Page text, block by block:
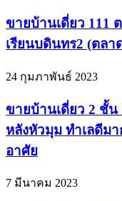
ขายบ้านเดี่ยว 111
เรียนบดินทร2 (ตล
24 กุมภาพันธ์ 2023
ขายบ้านเดี่ยว 2 ชั้น
หลังหัวมุม ทำเลดีม
อาศัย
7 มีนาคม 2023